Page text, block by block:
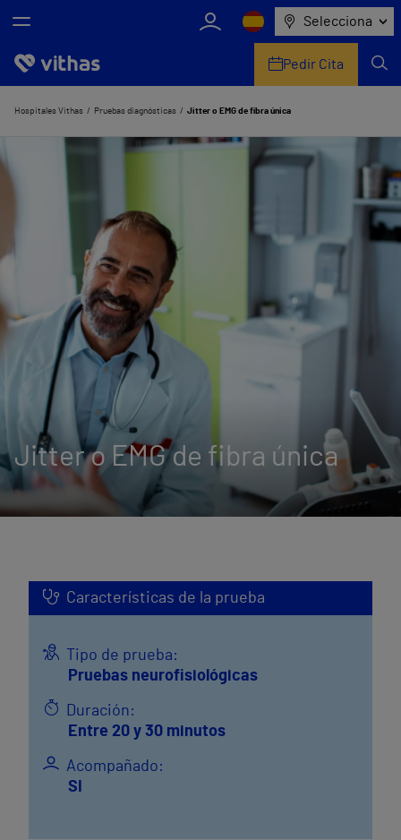
Selecciona
Nosotros
Equipo médico y asistencial
Información útil
Comunicación
Pedir Cita
Hospitales Vithas Pruebas diagnósticas Jitter o EMG de fibra única
Jitter o EMG de fibra única
Características de la prueba
Tipo de prueba:
Pruebas neurofisiológicas
Duración:
Entre 20 y 30 minutos
Acompañado:
SI